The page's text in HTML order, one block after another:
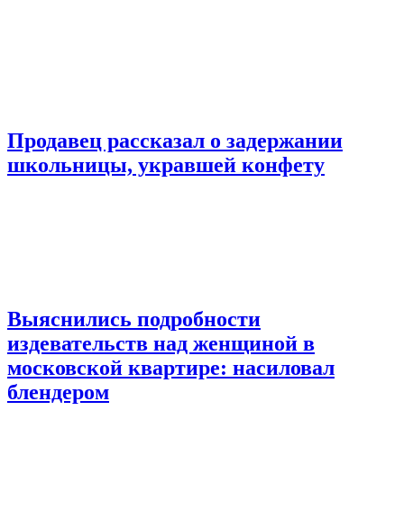
Продавец рассказал о задержании
школьницы, укравшей конфету
Выяснились подробности
издевательств над женщиной в
московской квартире: насиловал
блендером